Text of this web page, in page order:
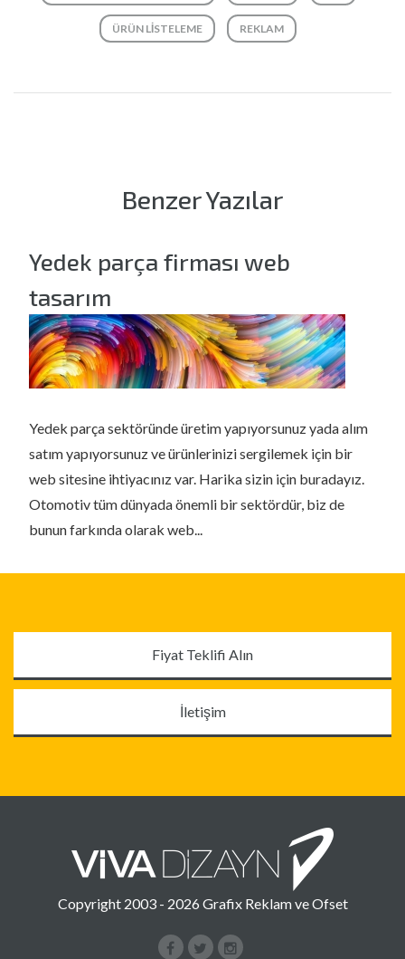
ÜRÜN LISTELEME REKLAM
Benzer Yazılar
Yedek parça firması web
tasarım
Yedek parça sektöründe üretim yapıyorsunuz yada alım
satım yapıyorsunuz ve ürünlerinizi sergilemek için bir
web sitesine ihtiyacınız var. Harika sizin için buradayız.
Otomotiv tüm dünyada önemli bir sektördür, biz de
bunun farkında olarak web...
Fiyat Teklifi Alın
İletişim
Copyright 2003 - 2026 Grafix Reklam ve Ofset
FacebookInstagramGoogle+